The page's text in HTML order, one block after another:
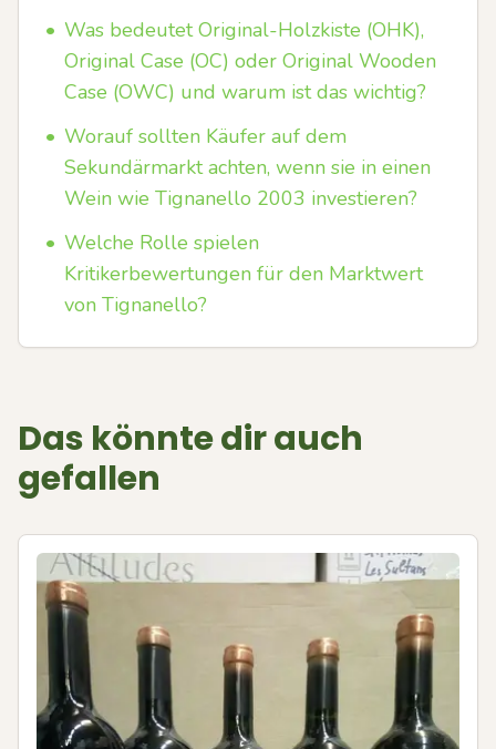
• Was bedeutet Original-Holzkiste (OHK),
Original Case (OC) oder Original Wooden
Case (OWC) und warum ist das wichtig?
• Worauf sollten Käufer auf dem
Sekundärmarkt achten, wenn sie in einen
Wein wie Tignanello 2003 investieren?
• Welche Rolle spielen
Kritikerbewertungen für den Marktwert
von Tignanello?
Das könnte dir auch
gefallen